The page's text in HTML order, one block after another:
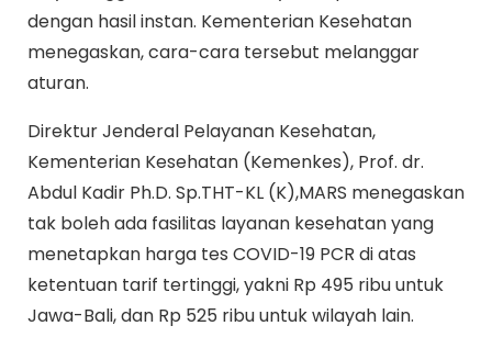
dengan hasil instan. Kementerian Kesehatan
menegaskan, cara-cara tersebut melanggar
aturan.
Direktur Jenderal Pelayanan Kesehatan,
Kementerian Kesehatan (Kemenkes), Prof. dr.
Abdul Kadir Ph.D. Sp.THT-KL (K),MARS menegaskan
tak boleh ada fasilitas layanan kesehatan yang
menetapkan harga tes COVID-19 PCR di atas
ketentuan tarif tertinggi, yakni Rp 495 ribu untuk
Jawa-Bali, dan Rp 525 ribu untuk wilayah lain.